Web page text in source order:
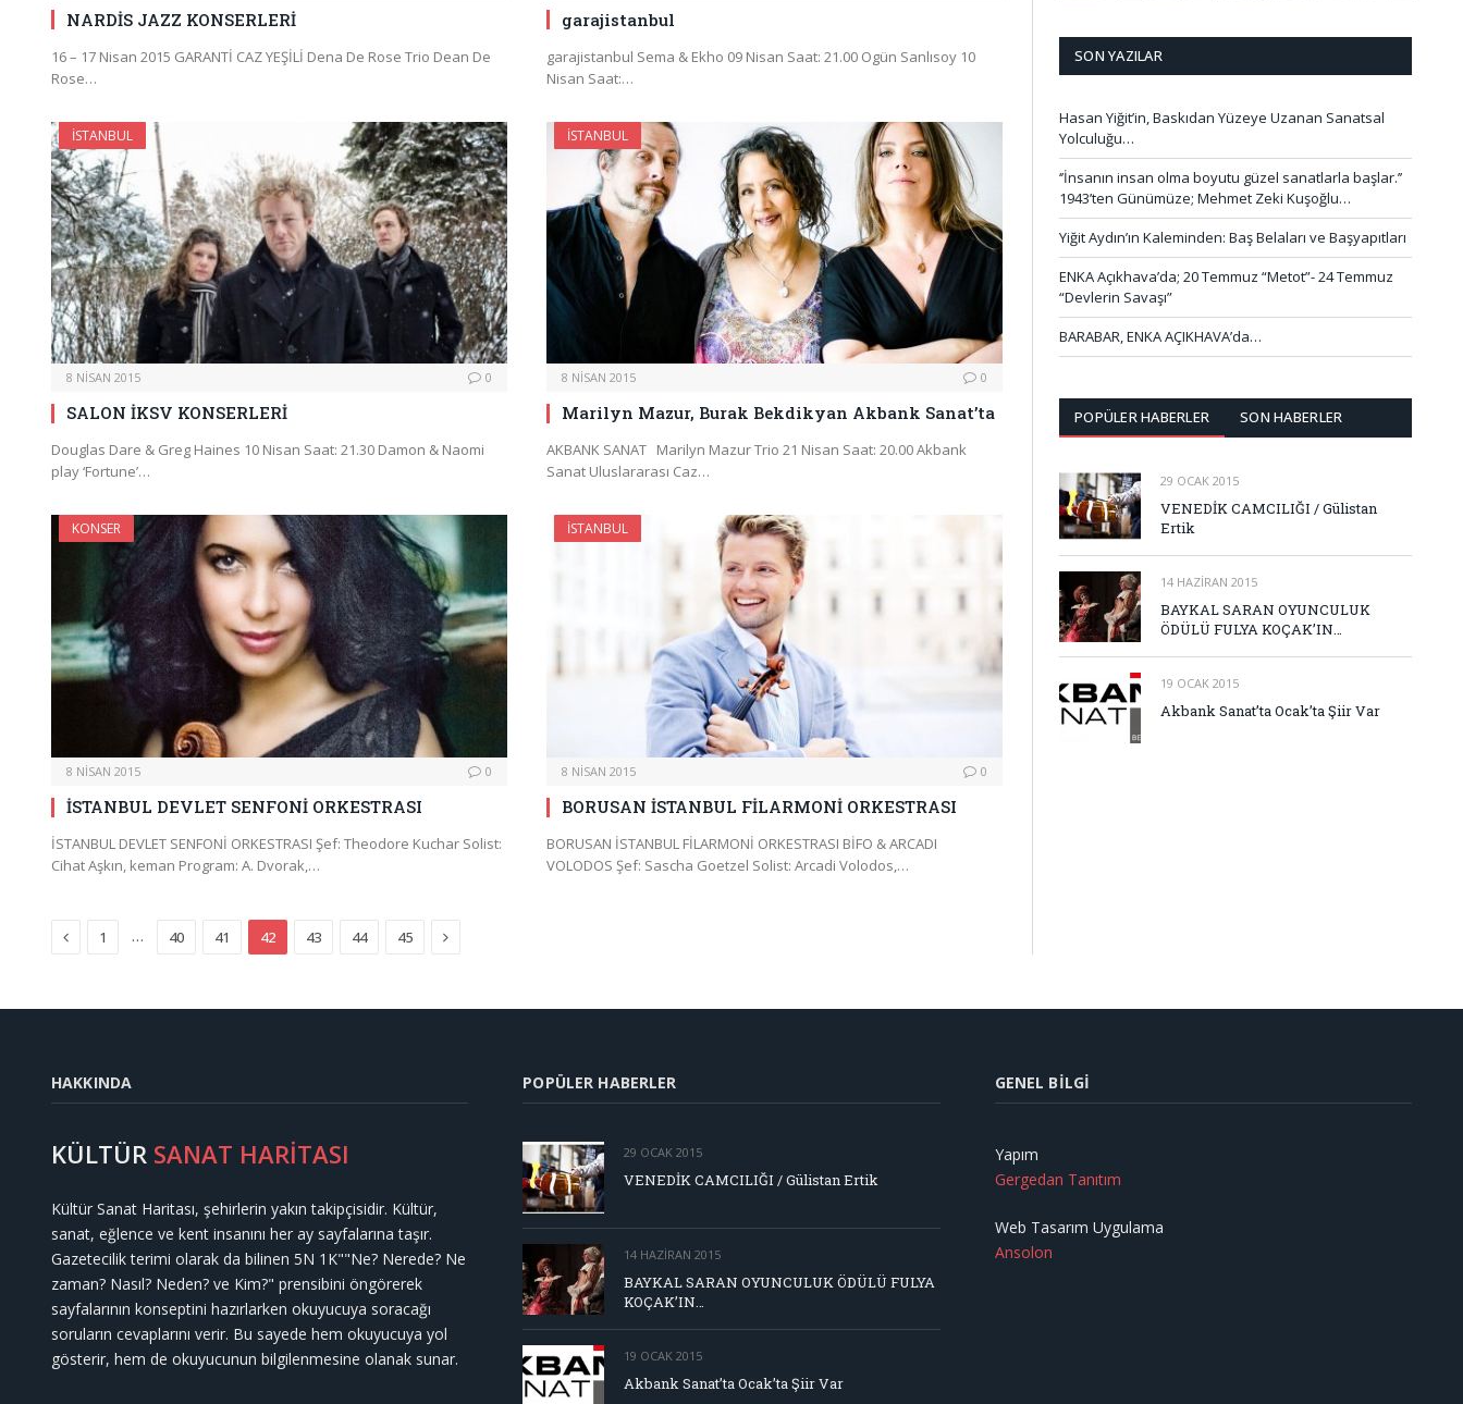
NARDİS JAZZ KONSERLERİ
16 – 17 Nisan 2015 GARANTİ CAZ YEŞİLİ Dena De Rose Trio Dean De
Rose…
garajistanbul
garajistanbul Sema & Ekho 09 Nisan Saat: 21.00 Ogün Sanlısoy 10
Nisan Saat:…
İSTANBUL
8 NISAN 2015 0
SALON İKSV KONSERLERİ
Douglas Dare & Greg Haines 10 Nisan Saat: 21.30 Damon & Naomi
play ‘Fortune’…
İSTANBUL
8 NISAN 2015 0
Marilyn Mazur, Burak Bekdikyan Akbank Sanat’ta
AKBANK SANAT Marilyn Mazur Trio 21 Nisan Saat: 20.00 Akbank
Sanat Uluslararası Caz…
KONSER
8 NISAN 2015 0
İSTANBUL DEVLET SENFONİ ORKESTRASI
İSTANBUL DEVLET SENFONİ ORKESTRASI Şef: Theodore Kuchar Solist:
Cihat Aşkın, keman Program: A. Dvorak,…
İSTANBUL
8 NISAN 2015 0
BORUSAN İSTANBUL FİLARMONİ ORKESTRASI
BORUSAN İSTANBUL FİLARMONİ ORKESTRASI BİFO & ARCADI
VOLODOS Şef: Sascha Goetzel Solist: Arcadi Volodos,…
Previous
1 … 40 41 42 43 44 45 Next
SON YAZILAR
Hasan Yiğit’in, Baskıdan Yüzeye Uzanan Sanatsal
Yolculuğu…
‘’İnsanın insan olma boyutu güzel sanatlarla başlar.’’
1943’ten Günümüze; Mehmet Zeki Kuşoğlu…
Yiğit Aydın’ın Kaleminden: Baş Belaları ve Başyapıtları
ENKA Açıkhava’da; 20 Temmuz “Metot”- 24 Temmuz
“Devlerin Savaşı”
BARABAR, ENKA AÇIKHAVA’da…
POPÜLER HABERLER SON HABERLER
29 OCAK 2015
VENEDİK CAMCILIĞI / Gülistan
Ertik
14 HAZIRAN 2015
BAYKAL SARAN OYUNCULUK
ÖDÜLÜ FULYA KOÇAK’IN…
19 OCAK 2015
Akbank Sanat’ta Ocak’ta Şiir Var
HAKKINDA
KÜLTÜR SANAT HARİTASI
Kültür Sanat Haritası, şehirlerin yakın takipçisidir. Kültür,
sanat, eğlence ve kent insanını her ay sayfalarına taşır.
Gazetecilik terimi olarak da bilinen 5N 1K""Ne? Nerede? Ne
zaman? Nasıl? Neden? ve Kim?" prensibini öngörerek
sayfalarının konseptini hazırlarken okuyucuya soracağı
soruların cevaplarını verir. Bu sayede hem okuyucuya yol
gösterir, hem de okuyucunun bilgilenmesine olanak sunar.
POPÜLER HABERLER
29 OCAK 2015
VENEDİK CAMCILIĞI / Gülistan Ertik
14 HAZIRAN 2015
BAYKAL SARAN OYUNCULUK ÖDÜLÜ FULYA
KOÇAK’IN…
19 OCAK 2015
Akbank Sanat’ta Ocak’ta Şiir Var
GENEL BILGI
Yapım
Gergedan Tanıtım
Web Tasarım Uygulama
Ansolon